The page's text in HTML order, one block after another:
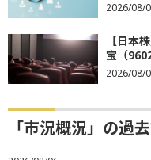
2026/08/
【日本
宝（
2026/08/
「市況概況」の過